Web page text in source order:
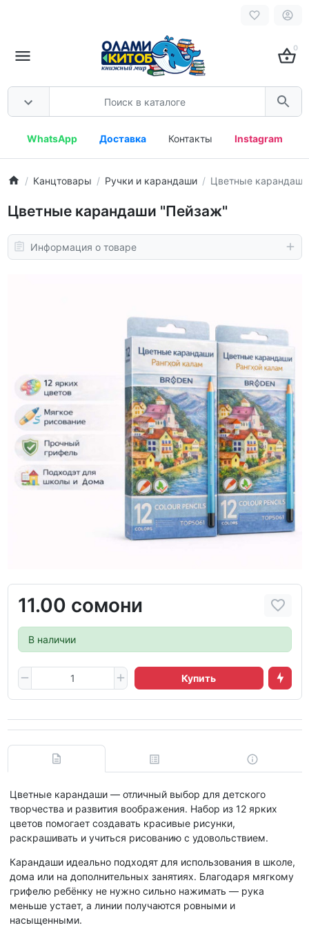
0
WhatsApp Доставка Контакты Instagram
Канцтовары Ручки и карандаши Цветные
Цветные карандаши "Пейзаж"
Информация о товаре
11.00 сомони
В наличии
Купить
Цветные карандаши — отличный выбор для детского
творчества и развития воображения. Набор из 12 ярких
цветов помогает создавать красивые рисунки,
раскрашивать и учиться рисованию с удовольствием.
Карандаши идеально подходят для использования в школе,
дома или на дополнительных занятиях. Благодаря мягкому
грифелю ребёнку не нужно сильно нажимать — рука
меньше устает, а линии получаются ровными и
насыщенными.